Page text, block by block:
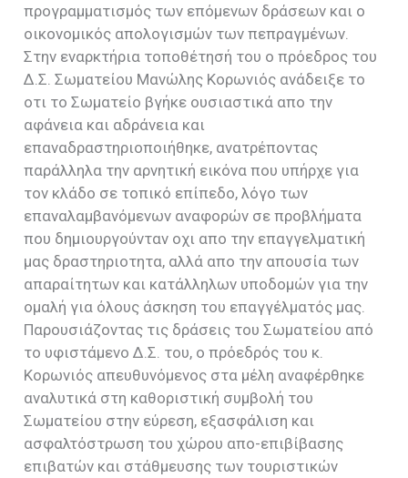
προγραμματισμός των επόμενων δράσεων και ο
οικονομικός απολογισμών των πεπραγμένων.
Στην εναρκτήρια τοποθέτησή του ο πρόεδρος του
Δ.Σ. Σωματείου Μανώλης Κορωνιός ανάδειξε το
οτι το Σωματείο βγήκε ουσιαστικά απο την
αφάνεια και αδράνεια και
επαναδραστηριοποιήθηκε, ανατρέποντας
παράλληλα την αρνητική εικόνα που υπήρχε για
τον κλάδο σε τοπικό επίπεδο, λόγο των
επαναλαμβανόμενων αναφορών σε προβλήματα
που δημιουργούνταν οχι απο την επαγγελματική
μας δραστηριοτητα, αλλά απο την απουσία των
απαραίτητων και κατάλληλων υποδομών για την
ομαλή για όλους άσκηση του επαγγέλματός μας.
Παρουσιάζοντας τις δράσεις του Σωματείου από
το υφιστάμενο Δ.Σ. του, ο πρόεδρός του κ.
Κορωνιός απευθυνόμενος στα μέλη αναφέρθηκε
αναλυτικά στη καθοριστική συμβολή του
Σωματείου στην εύρεση, εξασφάλιση και
ασφαλτόστρωση του χώρου απο-επιβίβασης
επιβατών και στάθμευσης των τουριστικών